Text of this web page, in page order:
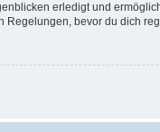
erledigt und
bevor du dich